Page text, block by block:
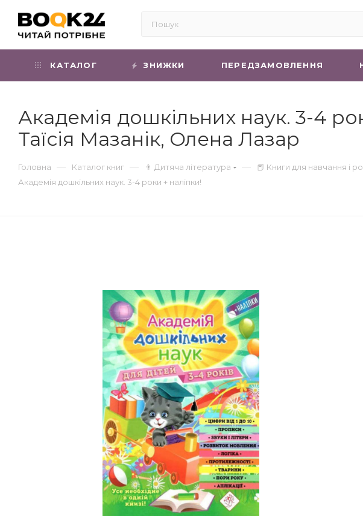
КАТАЛОГ ЗНИЖКИ ПЕРЕДЗАМОВЛЕННЯ
Академія дошкільних наук. 3-4
Таїсія Мазанік, Олена Лазар
Головна — Каталог книг — 👨 Дитяча література — 📕 Книги для навчання і
Академія дошкільних наук. 3-4 роки + наліпки!